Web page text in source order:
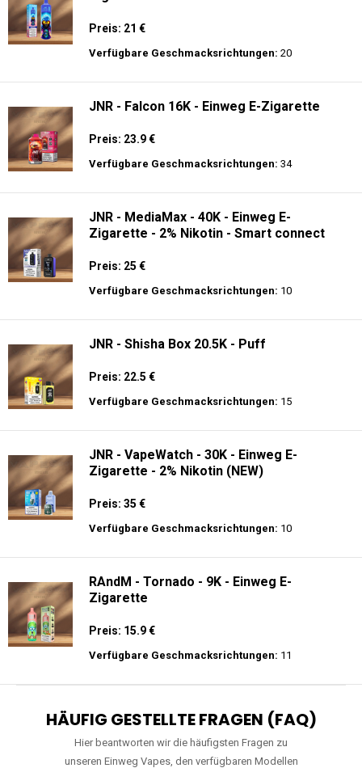
Preis: 21 €
Verfügbare Geschmacksrichtungen: 20
JNR - Falcon 16K - Einweg E-Zigarette
Preis: 23.9 €
Verfügbare Geschmacksrichtungen: 34
JNR - MediaMax - 40K - Einweg E-
Zigarette - 2% Nikotin - Smart connect
Preis: 25 €
Verfügbare Geschmacksrichtungen: 10
JNR - Shisha Box 20.5K - Puff
Preis: 22.5 €
Verfügbare Geschmacksrichtungen: 15
JNR - VapeWatch - 30K - Einweg E-
Zigarette - 2% Nikotin (NEW)
Preis: 35 €
Verfügbare Geschmacksrichtungen: 10
RAndM - Tornado - 9K - Einweg E-
Zigarette
Preis: 15.9 €
Verfügbare Geschmacksrichtungen: 11
HÄUFIG GESTELLTE FRAGEN (FAQ)
Hier beantworten wir die häufigsten Fragen zu
unseren Einweg Vapes, den verfügbaren Modellen